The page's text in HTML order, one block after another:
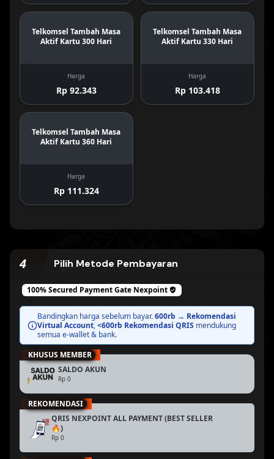
Telkomsel Tambah Masa
Aktif Kartu 300 Hari
Harga
Rp 92.343
Telkomsel Tambah Masa
Aktif Kartu 330 Hari
Harga
Rp 103.418
Telkomsel Tambah Masa
Aktif Kartu 360 Hari
Harga
Rp 111.324
4 Pilih Metode Pembayaran
100% Secured Payment Gate Nexpoint
Bandingkan harga sebelum bayar.600rb → Rekomendasi
Virtual Account,<600rb Rekomendasi QRIS mendukung
semua e-wallet & bank.
SALDO AKUN
Rp 0
BEST PRICE
KHUSUS MEMBER
QRIS NEXPOINT ALL PAYMENT (BEST SELLER
🔥)
Rp 0
REKOMENDASI